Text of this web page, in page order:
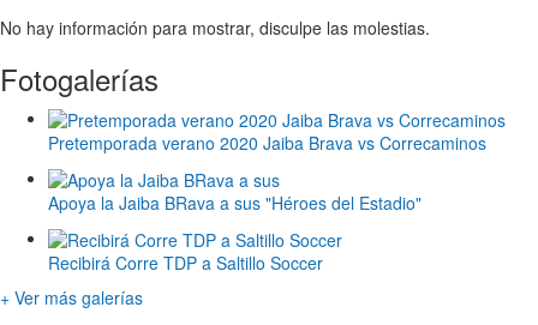
No hay información para mostrar, disculpe las molestias.
Fotogalerías
Pretemporada verano 2020 Jaiba Brava vs Correcaminos
Apoya la Jaiba BRava a sus "Héroes del Estadio"
Recibirá Corre TDP a Saltillo Soccer
+ Ver más galerías